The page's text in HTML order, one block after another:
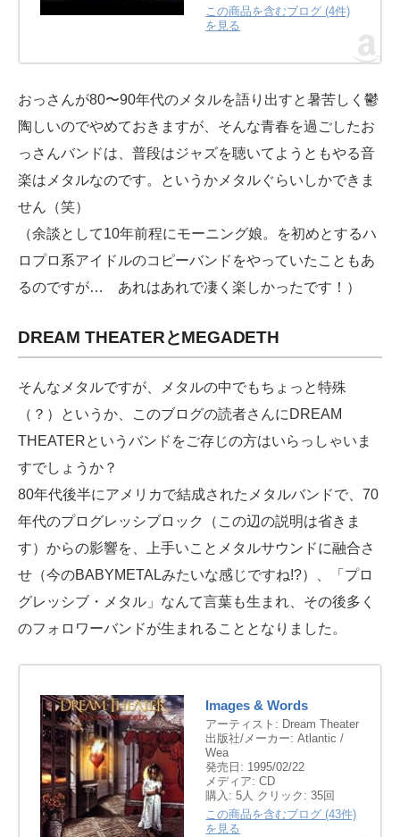
この商品を含むブログ (4件)
を見る
おっさんが80〜90年代のメタルを語り出すと暑苦しく鬱
陶しいのでやめておきますが、そんな青春を過ごしたお
っさんバンドは、普段はジャズを聴いてようともやる音
楽はメタルなのです。というかメタルぐらいしかできま
せん（笑）
（余談として10年前程にモーニング娘。を初めとするハ
ロプロ系アイドルのコピーバンドをやっていたこともあ
るのですが… あれはあれで凄く楽しかったです！）
DREAM THEATERとMEGADETH
そんなメタルですが、メタルの中でもちょっと特殊
（？）というか、このブログの読者さんにDREAM
THEATERというバンドをご存じの方はいらっしゃいま
すでしょうか？
80年代後半にアメリカで結成されたメタルバンドで、70
年代のプログレッシブロック（この辺の説明は省きま
す）からの影響を、上手いことメタルサウンドに融合さ
せ（今のBABYMETALみたいな感じですね!?）、「プロ
グレッシブ・メタル」なんて言葉も生まれ、その後多く
のフォロワーバンドが生まれることとなりました。
Images & Words
アーティスト: Dream Theater
出版社/メーカー: Atlantic /
Wea
発売日: 1995/02/22
メディア: CD
購入 : 5人 クリック : 35回
この商品を含むブログ (43件)
を見る